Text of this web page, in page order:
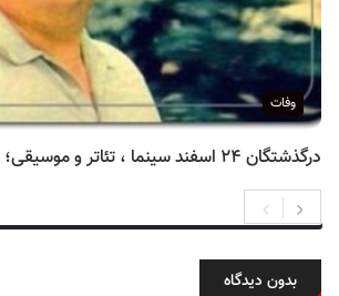
وفات
درگذشتگان ۲۴ اسفند سینما ، تئاتر و موسیقی؛ حسین امیرفضلی
بدون دیدگاه